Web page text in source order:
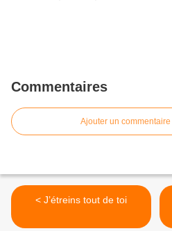
Commentaires
Ajouter un commentaire
< J’étreins tout de toi